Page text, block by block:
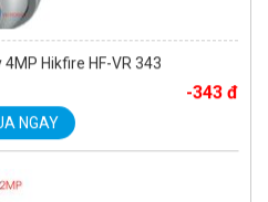
báo nhiệt HIKFIRE HF-VH 221